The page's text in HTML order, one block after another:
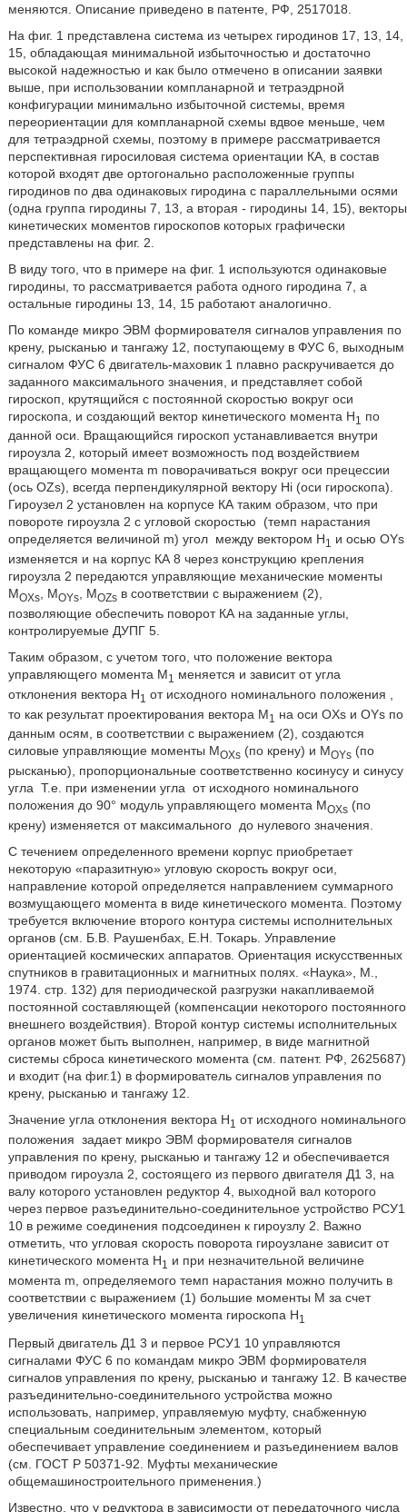
меняются. Описание приведено в патенте, РФ, 2517018.
На фиг. 1 представлена система из четырех гиродинов 17, 13, 14,
15, обладающая минимальной избыточностью и достаточно
высокой надежностью и как было отмечено в описании заявки
выше, при использовании компланарной и тетраэдрной
конфигурации минимально избыточной системы, время
переориентации для компланарной схемы вдвое меньше, чем
для тетраэдрной схемы, поэтому в примере рассматривается
перспективная гиросиловая система ориентации КА, в состав
которой входят две ортогонально расположенные группы
гиродинов по два одинаковых гиродина с параллельными осями
(одна группа гиродины 7, 13, а вторая - гиродины 14, 15), векторы
кинетических моментов гироскопов которых графически
представлены на фиг. 2.
В виду того, что в примере на фиг. 1 используются одинаковые
гиродины, то рассматривается работа одного гиродина 7, а
остальные гиродины 13, 14, 15 работают аналогично.
По команде микро ЭВМ формирователя сигналов управления по
крену, рысканью и тангажу 12, поступающему в ФУС 6, выходным
сигналом ФУС 6 двигатель-маховик 1 плавно раскручивается до
заданного максимального значения, и представляет собой
гироскоп, крутящийся с постоянной скоростью вокруг оси
гироскопа, и создающий вектор кинетического момента H1
по
данной оси. Вращающийся гироскоп устанавливается внутри
гироузла 2, который имеет возможность под воздействием
вращающего момента m поворачиваться вокруг оси прецессии
(ось OZs), всегда перпендикулярной вектору Hi (оси гироскопа).
Гироузел 2 установлен на корпусе КА таким образом, что при
повороте гироузла 2 с угловой скоростью
(темп нарастания
определяется величиной m) угол между вектором H1
и осью OYs
изменяется и на корпус КА 8 через конструкцию крепления
гироузла 2 передаются управляющие механические моменты
MOXs, MOYs, MOZsв соответствии с выражением (2),
позволяющие обеспечить поворот КА на заданные углы,
контролируемые ДУПГ 5.
Таким образом, с учетом того, что положение вектора
управляющего момента M1
меняется и зависит от угла
отклонения вектора H1 от исходного номинального положения
то как результат проектирования вектора M1
на оси OXs и OYs по
данным осям, в соответствии с выражением (2), создаются
силовые управляющие моменты MOXs(по крену) и MOYs(по
рысканью), пропорциональные соответственно косинусу и синусу
угла Т.е. при изменении угла от исходного номинального
положения до 90° модуль управляющего момента MOXs(по
крену) изменяется от максимального до нулевого значения.
С течением определенного времени корпус приобретает
некоторую «паразитную» угловую скорость вокруг оси,
направление которой определяется направлением суммарного
возмущающего момента в виде кинетического момента. Поэтому
требуется включение второго контура системы исполнительных
органов (см. Б.В. Раушенбах, Е.Н. Токарь. Управление
ориентацией космических аппаратов. Ориентация искусственных
спутников в гравитационных и магнитных полях. «Наука», М.,
1974. стр. 132) для периодической разгрузки накапливаемой
постоянной составляющей (компенсации некоторого постоянного
внешнего воздействия). Второй контур системы исполнительных
органов может быть выполнен, например, в виде магнитной
системы сброса кинетического момента (см. патент. РФ, 2625687)
и входит (на фиг.1) в формирователь сигналов управления по
крену, рысканью и тангажу 12.
Значение угла отклонения вектора H1 от исходного номинального
положения задает микро ЭВМ формирователя сигналов
управления по крену, рысканью и тангажу 12 и обеспечивается
приводом гироузла 2, состоящего из первого двигателя Д1 3, на
валу которого установлен редуктор 4, выходной вал которого
через первое разъединительно-соединительное устройство РСУ1
10 в режиме соединения подсоединен к гироузлу 2. Важно
отметить, что угловая скорость поворота гироузлане зависит от
кинетического момента H1
и при незначительной величине
момента m, определяемого темп нарастания можно получить в
соответствии с выражением (1) большие моменты М за счет
увеличения кинетического момента гироскопа Н1
Первый двигатель Д1 3 и первое РСУ1 10 управляются
сигналами ФУС 6 по командам микро ЭВМ формирователя
сигналов управления по крену, рысканью и тангажу 12. В качестве
разъединительно-соединительного устройства можно
использовать, например, управляемую муфту, снабженную
специальным соединительным элементом, который
обеспечивает управление соединением и разъединением валов
(см. ГОСТ Р 50371-92. Муфты механические
общемашиностроительного применения.)
Известно, что у редуктора в зависимости от передаточного числа